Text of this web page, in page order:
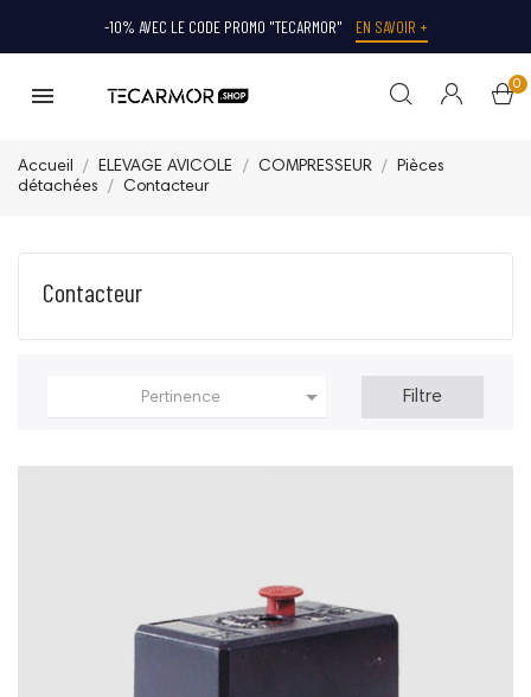
-10% AVEC LE CODE PROMO "TECARMOR" EN SAVOIR +
0
Accueil ELEVAGE AVICOLE COMPRESSEUR
Pièces
détachées
Contacteur
Contacteur
Pertinence  Filtre